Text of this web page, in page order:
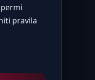
pravila